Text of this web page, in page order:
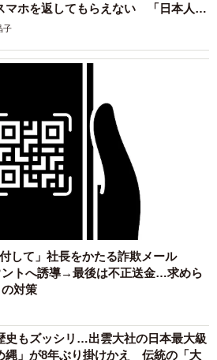
ホを返してもらえない 「日本人は
かも」「私は6時間で3万円払った」
子
して」社長をかたる詐欺メール
トへ誘導→最後は不正送金…求めら
対策
史もズッシリ…出雲大社の日本最大級
縄」が8年ぶり掛けかえ 伝統の「大